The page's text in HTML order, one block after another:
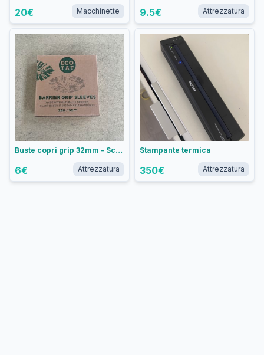
20€ Macchinette 9.5€ Attrezzatura
Buste copri grip 32mm - Scatola 250 pezzi
6€ Attrezzatura
Stampante termica
350€ Attrezzatura